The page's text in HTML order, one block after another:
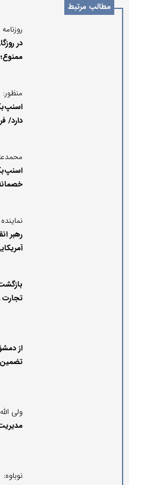
مطالب مرتبط
در
منظور:
دارد/
رهبر
تجارت
از
نوباوه: